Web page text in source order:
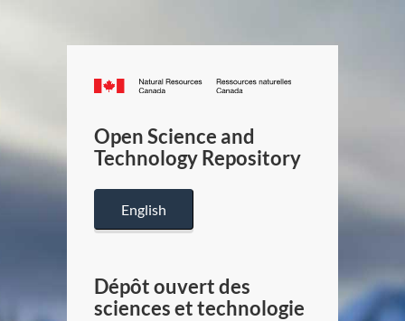
Canada.ca
/
Canada
Open Science and
Technology Repository
English
Dépôt ouvert des
sciences et technologie